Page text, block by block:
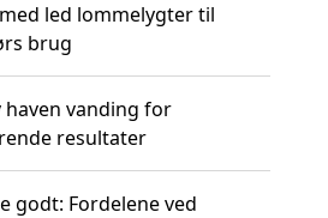
led lommelygter til
brug
haven vanding for
resultater
godt: Fordelene ved